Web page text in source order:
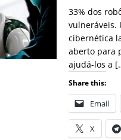
33% dos
vulneráveis.
cibernética
aberto para
ajudá-los a
Share this:
Email
X